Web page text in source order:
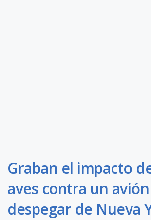
Graban el impacto
aves contra un
despegar de Nueva